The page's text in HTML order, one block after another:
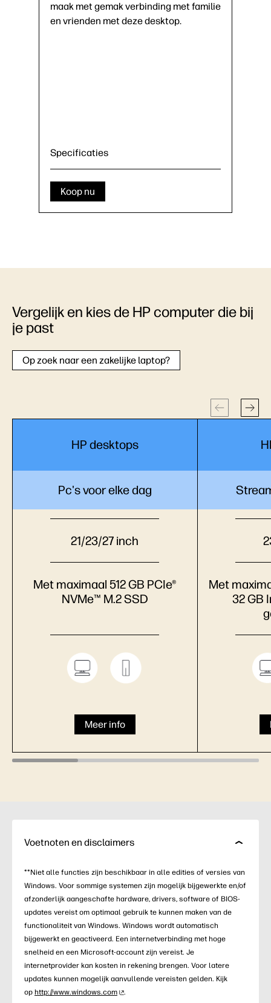
maak met gemak verbinding met familie
en vrienden met deze desktop.
Specificaties
Koop nu
Vergelijk en kies de HP computer die bij
je past
Op zoek naar een zakelijke laptop?
HP desktops
Pc's voor elke dag
21/23/27 inch
Met maximaal 512 GB PCIe®
NVMe™ M.2 SSD
Meer info
Met
32 GB
Voetnoten en disclaimers
**Niet alle functies zijn beschikbaar in alle edities of versies van
Windows. Voor sommige systemen zijn mogelijk bijgewerkte en/of
afzonderlijk aangeschafte hardware, drivers, software of BIOS-
updates vereist om optimaal gebruik te kunnen maken van de
functionaliteit van Windows. Windows wordt automatisch
bijgewerkt en geactiveerd. Een internetverbinding met hoge
snelheid en een Microsoft-account zijn vereist. Je
internetprovider kan kosten in rekening brengen. Voor latere
updates kunnen mogelijk aanvullende vereisten gelden. Kijk
op http://www.windows.com .